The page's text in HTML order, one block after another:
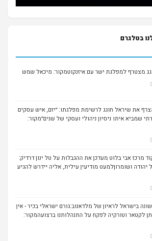
בטלגרם
עם איזנקוטמקור: מיכאל שמש
את שיראל חוגג לרשימת מפלגתו: ״יזם, איש עסקים
שמביא איתו ניסיון ניהולי ועסקי של שנים״מקור:
מרכז אבי בלוט מעדכן את ההגבלות על טל ינון דרדיק:
יהודה ושומרוןלמעט מודיעין עילית, אליה יידרש להגיע
בישראל לראיון של מלדאנוב:גורם ישראלי בכיר - אין
לקטאר וטורקיה לפקח על התנהלותנו ברצועהמקור: